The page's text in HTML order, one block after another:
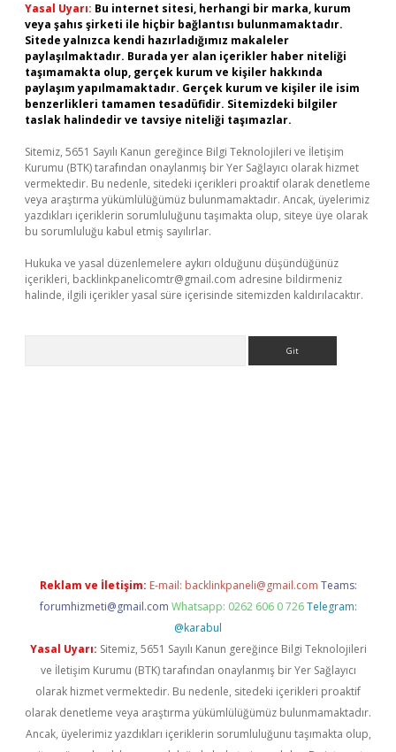
Yasal Uyarı: Bu internet sitesi, herhangi bir marka, kurum
veya şahıs şirketi ile hiçbir bağlantısı bulunmamaktadır.
Sitede yalnızca kendi hazırladığımız makaleler
paylaşılmaktadır. Burada yer alan içerikler haber niteliği
taşımamakta olup, gerçek kurum ve kişiler hakkında
paylaşım yapılmamaktadır. Gerçek kurum ve kişiler ile isim
benzerlikleri tamamen tesadüfidir. Sitemizdeki bilgiler
taslak halindedir ve tavsiye niteliği taşımazlar.
Sitemiz, 5651 Sayılı Kanun gereğince Bilgi Teknolojileri ve İletişim
Kurumu (BTK) tarafından onaylanmış bir Yer Sağlayıcı olarak hizmet
vermektedir. Bu nedenle, sitedeki içerikleri proaktif olarak denetleme
veya araştırma yükümlülüğümüz bulunmamaktadır. Ancak, üyelerimiz
yazdıkları içeriklerin sorumluluğunu taşımakta olup, siteye üye olarak
bu sorumluluğu kabul etmiş sayılırlar.
Hukuka ve yasal düzenlemelere aykırı olduğunu düşündüğünüz
içerikleri, backlinkpanelicomtr@gmail.com adresine bildirmeniz
halinde, ilgili içerikler yasal süre içerisinde sitemizden kaldırılacaktır.
Reklam ve İletişim: E-mail: backlinkpaneli@gmail.com Teams:
forumhizmeti@gmail.com Whatsapp: 0262 606 0 726 Telegram:
@karabul
Yasal Uyarı: Sitemiz, 5651 Sayılı Kanun gereğince Bilgi Teknolojileri
ve İletişim Kurumu (BTK) tarafından onaylanmış bir Yer Sağlayıcı
olarak hizmet vermektedir. Bu nedenle, sitedeki içerikleri proaktif
olarak denetleme veya araştırma yükümlülüğümüz bulunmamaktadır.
Ancak, üyelerimiz yazdıkları içeriklerin sorumluluğunu taşımakta olup,